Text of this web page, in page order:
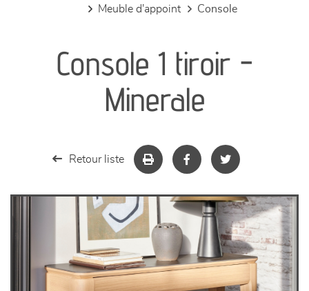
séjours
meubles de complément
décoration
meuble d'appoint
console
Console 1 tiroir -
Minerale
Retour liste